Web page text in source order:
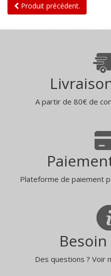
Produit précédent.
A partir de 80€ de
Plateforme de paiement
Des questions ? Voir